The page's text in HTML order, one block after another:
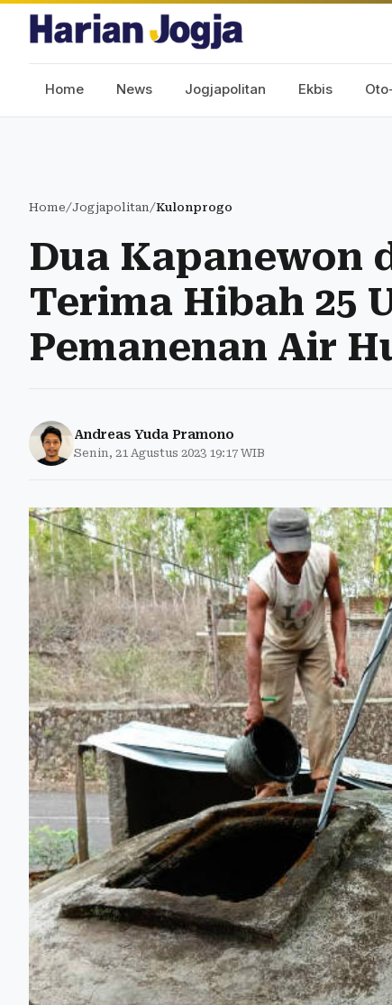
Home News Jogjapolitan Ekbis
Home/Jogjapolitan/Kulonprogo
Dua Kapanewon
Terima Hibah 25
Pemanenan Air
Andreas Yuda Pramono
Senin, 21 Agustus 2023 19:17 WIB